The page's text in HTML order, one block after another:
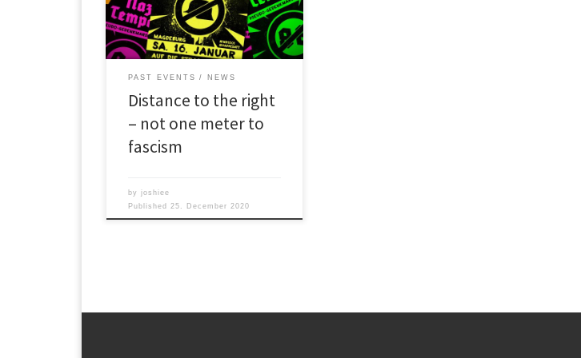
to stand in the way of the pseudo
memorial march of neo-Nazi groups.
[…]”Traditionally, neo-Nazi groups
try to glorify the atrocities of the
National Socialist regime and portray
[…]
PAST EVENTS NEWS
Distance to the right
– not one meter to
fascism
by joshiee
Published
25. December 2020